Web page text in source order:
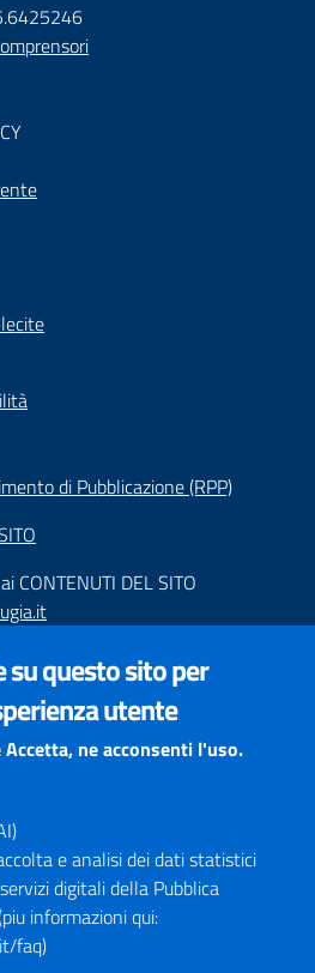
di Pubblicazione (RPP)
CONTENUTI DEL SITO
di Perugia è ottimizzato per
browser aggiornati. L'uso di
creare problemi di visualizzazione
questo sito per
utente
ne acconsenti l'uso.
e analisi dei dati statistici
digitali della Pubblica
informazioni qui:
faq)